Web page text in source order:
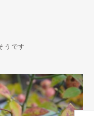
うです